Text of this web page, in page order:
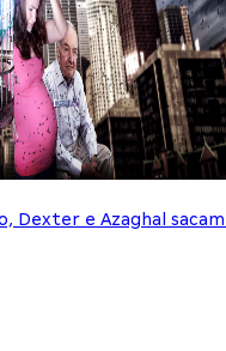
Dexter e Azaghal